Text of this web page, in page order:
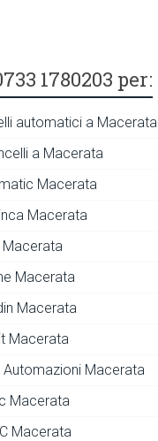
1780203 per:
automatici a Macerata
a Macerata
Macerata
Macerata
Macerata
Macerata
Macerata
Macerata
Automazioni Macerata
Macerata
Macerata